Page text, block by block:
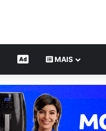
CONTEÚDO DE MARCA
MAIS